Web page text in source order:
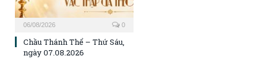
06/08/2026 0
Chầu Thánh Thể – Thứ Sáu,
ngày 07.08.2026